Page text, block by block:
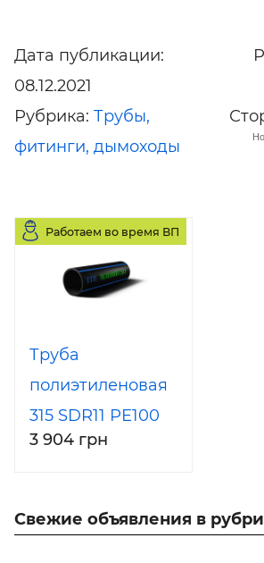
Дата публикации:
08.12.2021
Рубрика: Трубы,
фитинги, дымоходы
Работаем во время ВП
Труба
полиэтиленовая
315 SDR11 РЕ100
PN16
3 904 грн
Свежие объявления в